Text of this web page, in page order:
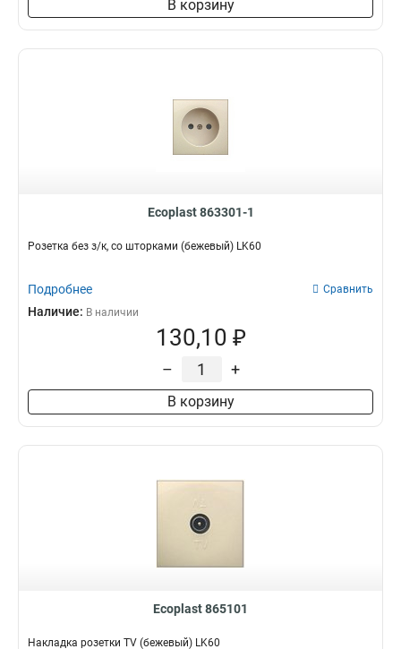
В корзину
Ecoplast 863301-1
Розетка без з/к, со шторками (бежевый) LK60
Подробнее Сравнить
Наличие: В наличии
130,10 ₽
– +
В корзину
Ecoplast 865101
Накладка розетки TV (бежевый) LK60